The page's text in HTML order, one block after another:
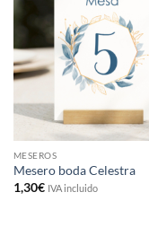
MESEROS
Mesero boda Celestra
1,30€ IVA incluido